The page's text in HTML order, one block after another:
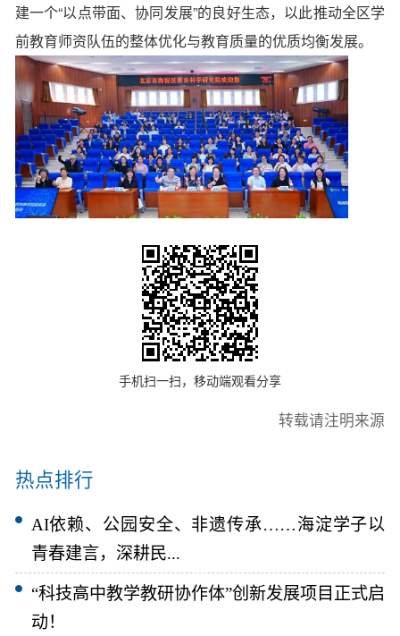
建一个“以点带面、协同发展”的良好生态，以此推动全区学
前教育师资队伍的整体优化与教育质量的优质均衡发展。
手机扫一扫，移动端观看分享
转载请注明来源
热点排行
AI依赖、公园安全、非遗传承……海淀学子以
青春建言，深耕民...
“科技高中教学教研协作体”创新发展项目正式启
动！